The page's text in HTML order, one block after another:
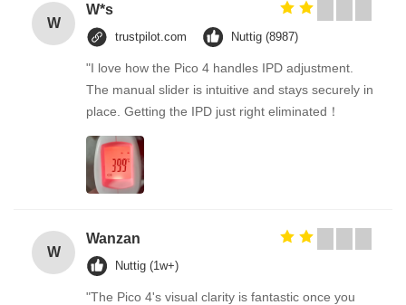
W
W*s
trustpilot.com Nuttig (8987)
"I love how the Pico 4 handles IPD adjustment.
The manual slider is intuitive and stays securely in
place. Getting the IPD just right eliminated！
W
Wanzan
Nuttig (1w+)
"The Pico 4's visual clarity is fantastic once you